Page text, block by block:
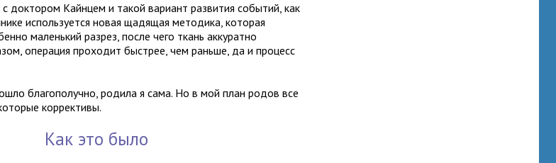
доктором Кайнцем и такой вариант развития событий, как
используется новая щадящая методика, которая
маленький разрез, после чего ткань аккуратно
операция проходит быстрее, чем раньше, да и процесс
благополучно, родила я сама. Но в мой план родов все
коррективы.
Как это было